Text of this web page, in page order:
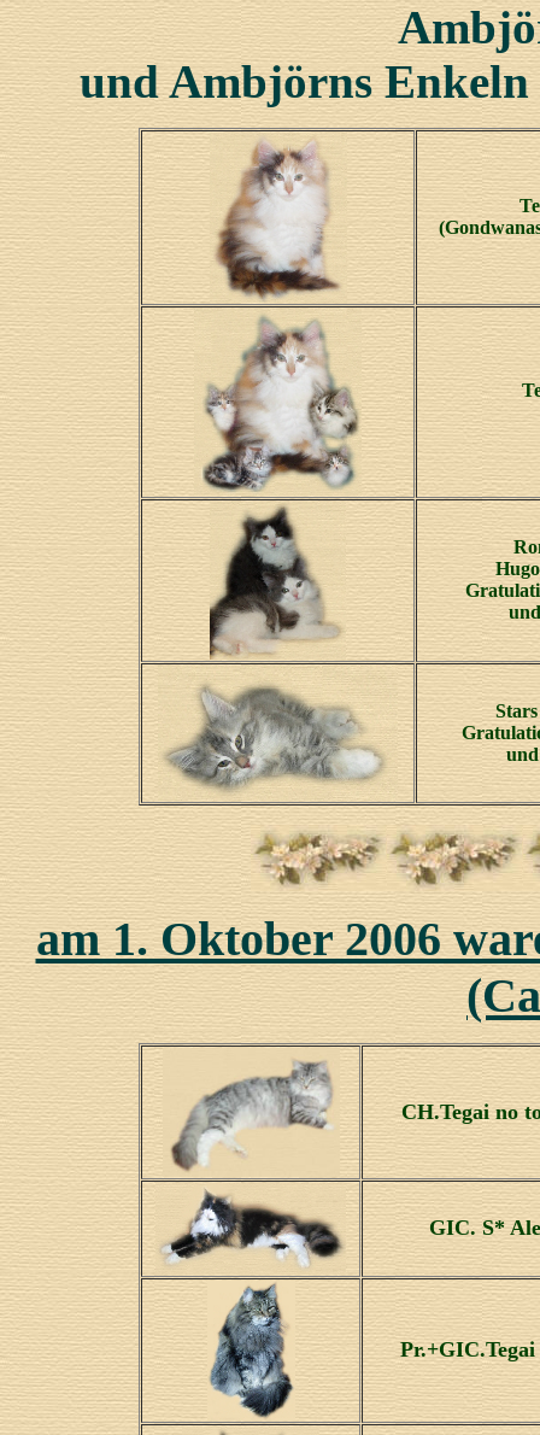
und Ambjörns
am 1. Oktober 2006
CH.Tegai no
GIC. S*